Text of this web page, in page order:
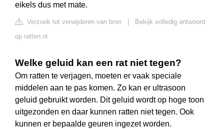
eikels dus met mate.
Verzoek tot verwijderen van bron
Bekijk volledig antwoord
op ratten.nl
Welke geluid kan een rat niet tegen?
Om ratten te verjagen, moeten er vaak speciale
middelen aan te pas komen. Zo kan er ultrasoon
geluid gebruikt worden. Dit geluid wordt op hoge toon
uitgezonden en daar kunnen ratten niet tegen. Ook
kunnen er bepaalde geuren ingezet worden.